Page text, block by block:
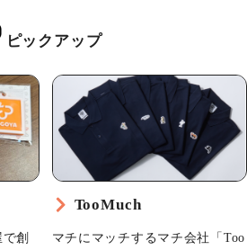
ピックアップ
創
TooMuch
マチにマッチするマチ会社「Too